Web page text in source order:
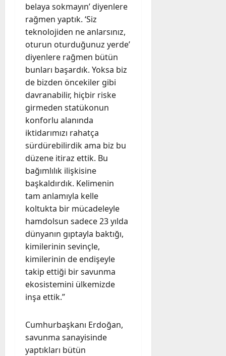
belaya sokmayın’ diyenlere
rağmen yaptık. ‘Siz
teknolojiden ne anlarsınız,
oturun oturduğunuz yerde’
diyenlere rağmen bütün
bunları başardık. Yoksa biz
de bizden öncekiler gibi
davranabilir, hiçbir riske
girmeden statükonun
konforlu alanında
iktidarımızı rahatça
sürdürebilirdik ama biz bu
düzene itiraz ettik. Bu
bağımlılık ilişkisine
başkaldırdık. Kelimenin
tam anlamıyla kelle
koltukta bir mücadeleyle
hamdolsun sadece 23 yılda
dünyanın gıptayla baktığı,
kimilerinin sevinçle,
kimilerinin de endişeyle
takip ettiği bir savunma
ekosistemini ülkemizde
inşa ettik.”
Cumhurbaşkanı Erdoğan,
savunma sanayisinde
yaptıkları bütün